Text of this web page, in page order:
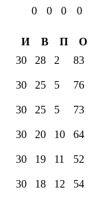
0 0 0
0
И В П
О
30 28 2 83
30 25 5 76
30 25 5 73
30 20 10 64
30 19 11 52
30 18 12 54